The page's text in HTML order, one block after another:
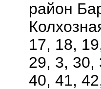
район
17, 18,
29, 3, 30,
40, 41,